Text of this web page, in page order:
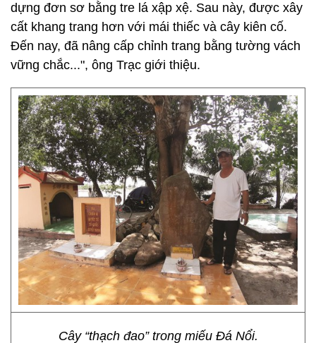
dựng đơn sơ bằng tre lá xập xệ. Sau này, được xây
cất khang trang hơn với mái thiếc và cây kiên cố.
Đến nay, đã nâng cấp chỉnh trang bằng tường vách
vững chắc...", ông Trạc giới thiệu.
Cây “thạch đao” trong miếu Đá Nổi.